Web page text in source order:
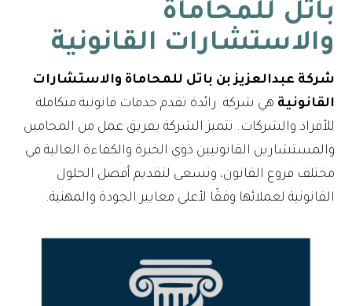
باتل للمحاماة
والاستشارات القانونية
شركة عبدالعزيز بن باتل للمحاماة والاستشارات
القانونية هي شركة رائدة تقدم خدمات قانونية متكاملة
للأفراد والشركات. تتميز الشركة بفريق عمل من المحامين
والمستشارين القانونيين ذوي الخبرة والكفاءة العالية في
مختلف فروع القانون، وتسعى لتقديم أفضل الحلول
القانونية لعملائها وفقًا لأعلى معايير الجودة والمهنية.